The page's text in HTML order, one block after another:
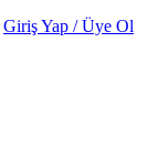
Giriş Yap / Üye Ol